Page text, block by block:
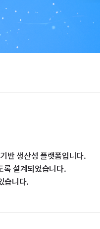
반 생산성 플랫폼입니다.
록 설계되었습니다.
습니다.